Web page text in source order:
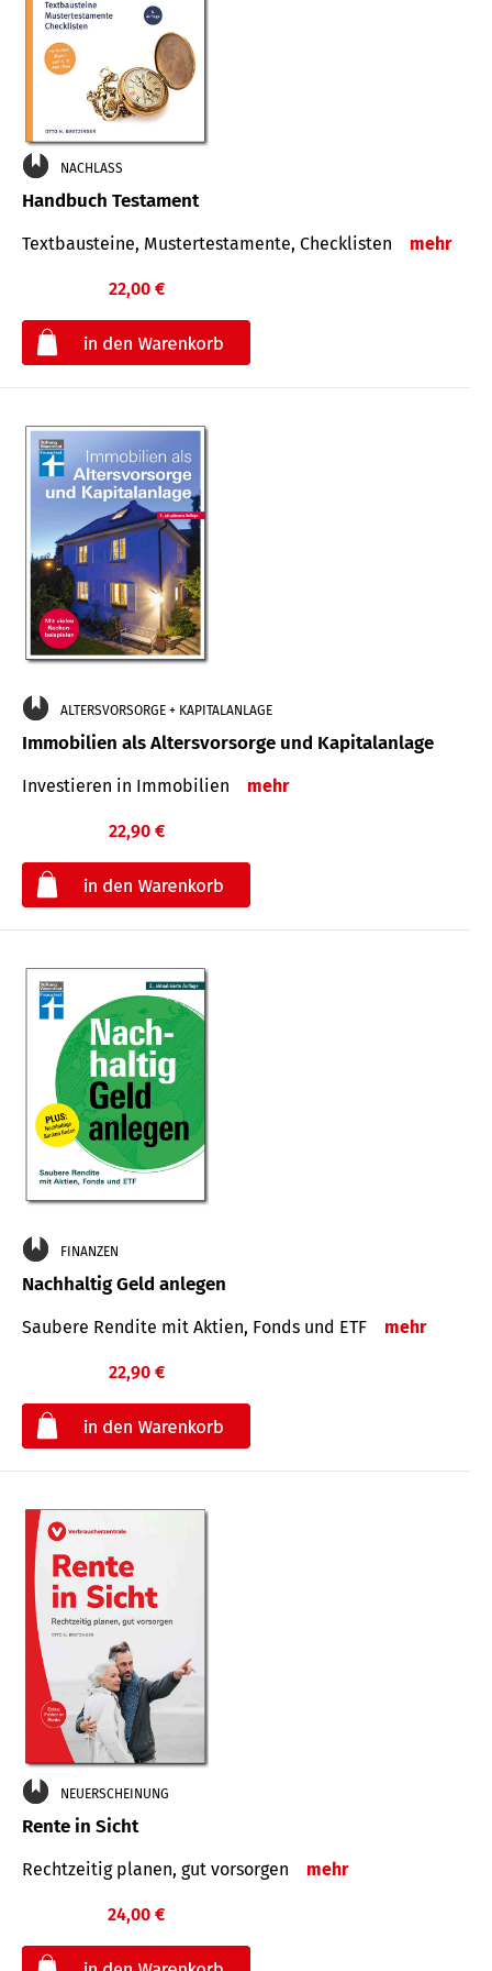
NACHLASS
Handbuch Testament
Textbausteine, Mustertestamente, Checklisten mehr
22,00 €
ALTERSVORSORGE + KAPITALANLAGE
Immobilien als Altersvorsorge und Kapitalanlage
Investieren in Immobilien mehr
22,90 €
FINANZEN
Nachhaltig Geld anlegen
Saubere Rendite mit Aktien, Fonds und ETF mehr
22,90 €
NEUERSCHEINUNG
Rente in Sicht
Rechtzeitig planen, gut vorsorgen mehr
24,00 €